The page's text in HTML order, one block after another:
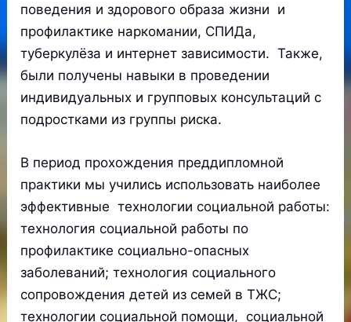
поведения и здорового образа жизни и
профилактике наркомании, СПИДа,
туберкулёза и интернет зависимости. Также,
были получены навыки в проведении
индивидуальных и групповых консультаций с
подростками из группы риска.
В период прохождения преддипломной
практики мы учились использовать наиболее
эффективные технологии социальной работы:
технология социальной работы по
профилактике социально-опасных
заболеваний; технология социального
сопровождения детей из семей в ТЖС;
технологии социальной помощи, социальной